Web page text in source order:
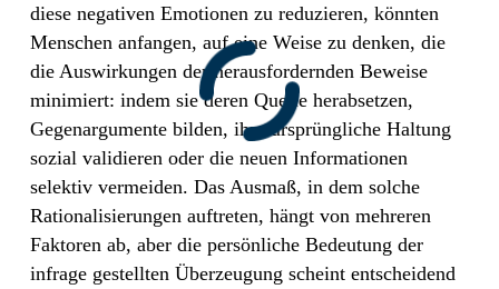
diese negativen Emotionen zu reduzieren, könnten
Menschen anfangen, auf eine Weise zu denken, die
die Auswirkungen der herausfordernden Beweise
minimiert: indem sie deren Quelle herabsetzen,
Gegenargumente bilden, ihre ursprüngliche Haltung
sozial validieren oder die neuen Informationen
selektiv vermeiden. Das Ausmaß, in dem solche
Rationalisierungen auftreten, hängt von mehreren
Faktoren ab, aber die persönliche Bedeutung der
infrage gestellten Überzeugung scheint entscheidend